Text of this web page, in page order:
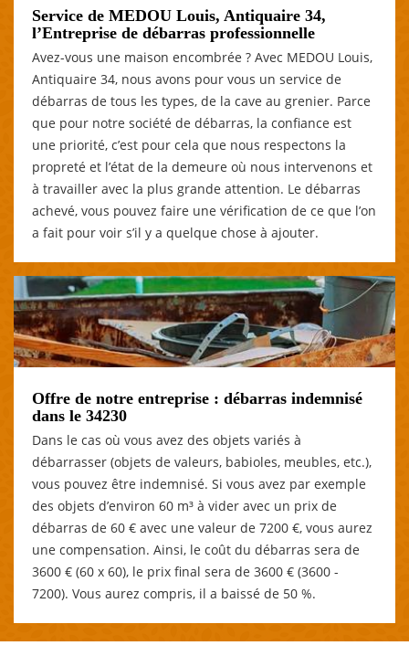
Service de MEDOU Louis, Antiquaire 34,
l’Entreprise de débarras professionnelle
Avez-vous une maison encombrée ? Avec MEDOU Louis,
Antiquaire 34, nous avons pour vous un service de
débarras de tous les types, de la cave au grenier. Parce
que pour notre société de débarras, la confiance est
une priorité, c’est pour cela que nous respectons la
propreté et l’état de la demeure où nous intervenons et
à travailler avec la plus grande attention. Le débarras
achevé, vous pouvez faire une vérification de ce que l’on
a fait pour voir s’il y a quelque chose à ajouter.
Offre de notre entreprise : débarras indemnisé
dans le 34230
Dans le cas où vous avez des objets variés à
débarrasser (objets de valeurs, babioles, meubles, etc.),
vous pouvez être indemnisé. Si vous avez par exemple
des objets d’environ 60 m³ à vider avec un prix de
débarras de 60 € avec une valeur de 7200 €, vous aurez
une compensation. Ainsi, le coût du débarras sera de
3600 € (60 x 60), le prix final sera de 3600 € (3600 -
7200). Vous aurez compris, il a baissé de 50 %.